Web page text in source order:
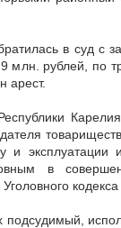
в суд с
млн. рублей, по
арест.
эксплуатации
в
подсудимый,